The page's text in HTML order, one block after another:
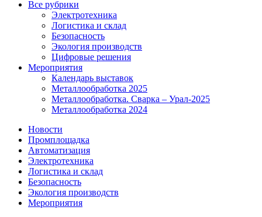
Все рубрики
Электротехника
Логистика и склад
Безопасность
Экология производств
Цифровые решения
Мероприятия
Календарь выставок
Металлообработка 2025
Металлообработка. Сварка – Урал-2025
Металлообработка 2024
Новости
Промплощадка
Автоматизация
Электротехника
Логистика и склад
Безопасность
Экология производств
Мероприятия